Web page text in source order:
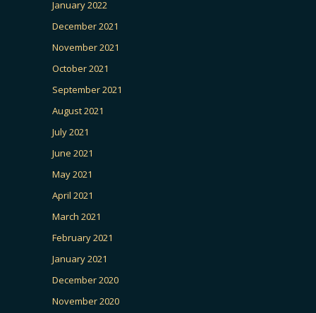
January 2022
December 2021
November 2021
October 2021
September 2021
August 2021
July 2021
June 2021
May 2021
April 2021
March 2021
February 2021
January 2021
December 2020
November 2020